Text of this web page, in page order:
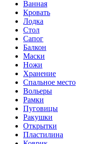
Ванная
Кровать
Лодка
Стол
Сапог
Балкон
Маски
Ножи
Хранение
Спальное место
Вольеры
Рамки
Пуговицы
Ракушки
Открытки
Пластилина